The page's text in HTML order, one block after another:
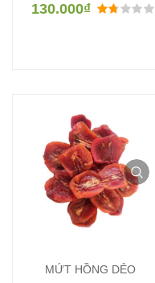
130.000₫
MỨT HỒNG DẺO